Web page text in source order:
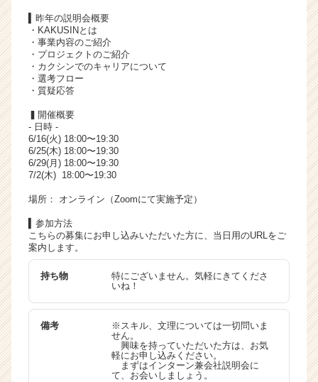
e
r
e
r）
▍昨年の説明会概要
・KAKUSINとは
・事業内容のご紹介
・プロジェクトのご紹介
・カクシンでのキャリアについて
・選考フロー
・質疑応答
▍開催概要
- 日時 -
6/16(火) 18:00〜19:30
6/25(木) 18:00〜19:30
6/29(月) 18:00〜19:30
7/2(木) 18:00〜19:30
場所： オンライン（Zoomにて実施予定）
▍参加方法
こちらの募集にお申し込みいただいた方に、当日用のURLをご
案内します。
持ち物
特にございません。気軽にきてくださ
いね！
備考
※スキル、文理については一切問いま
せん。
興味を持っていただいた方は、お気
軽にお申し込みください。
まずはインターン兼会社説明会に
て、お会いしましょう。